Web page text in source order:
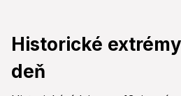
Historické
deň